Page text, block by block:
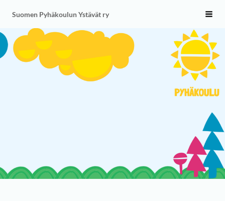
Siirry
sisältöön
Suomen Pyhäkoulun Ystävät ry